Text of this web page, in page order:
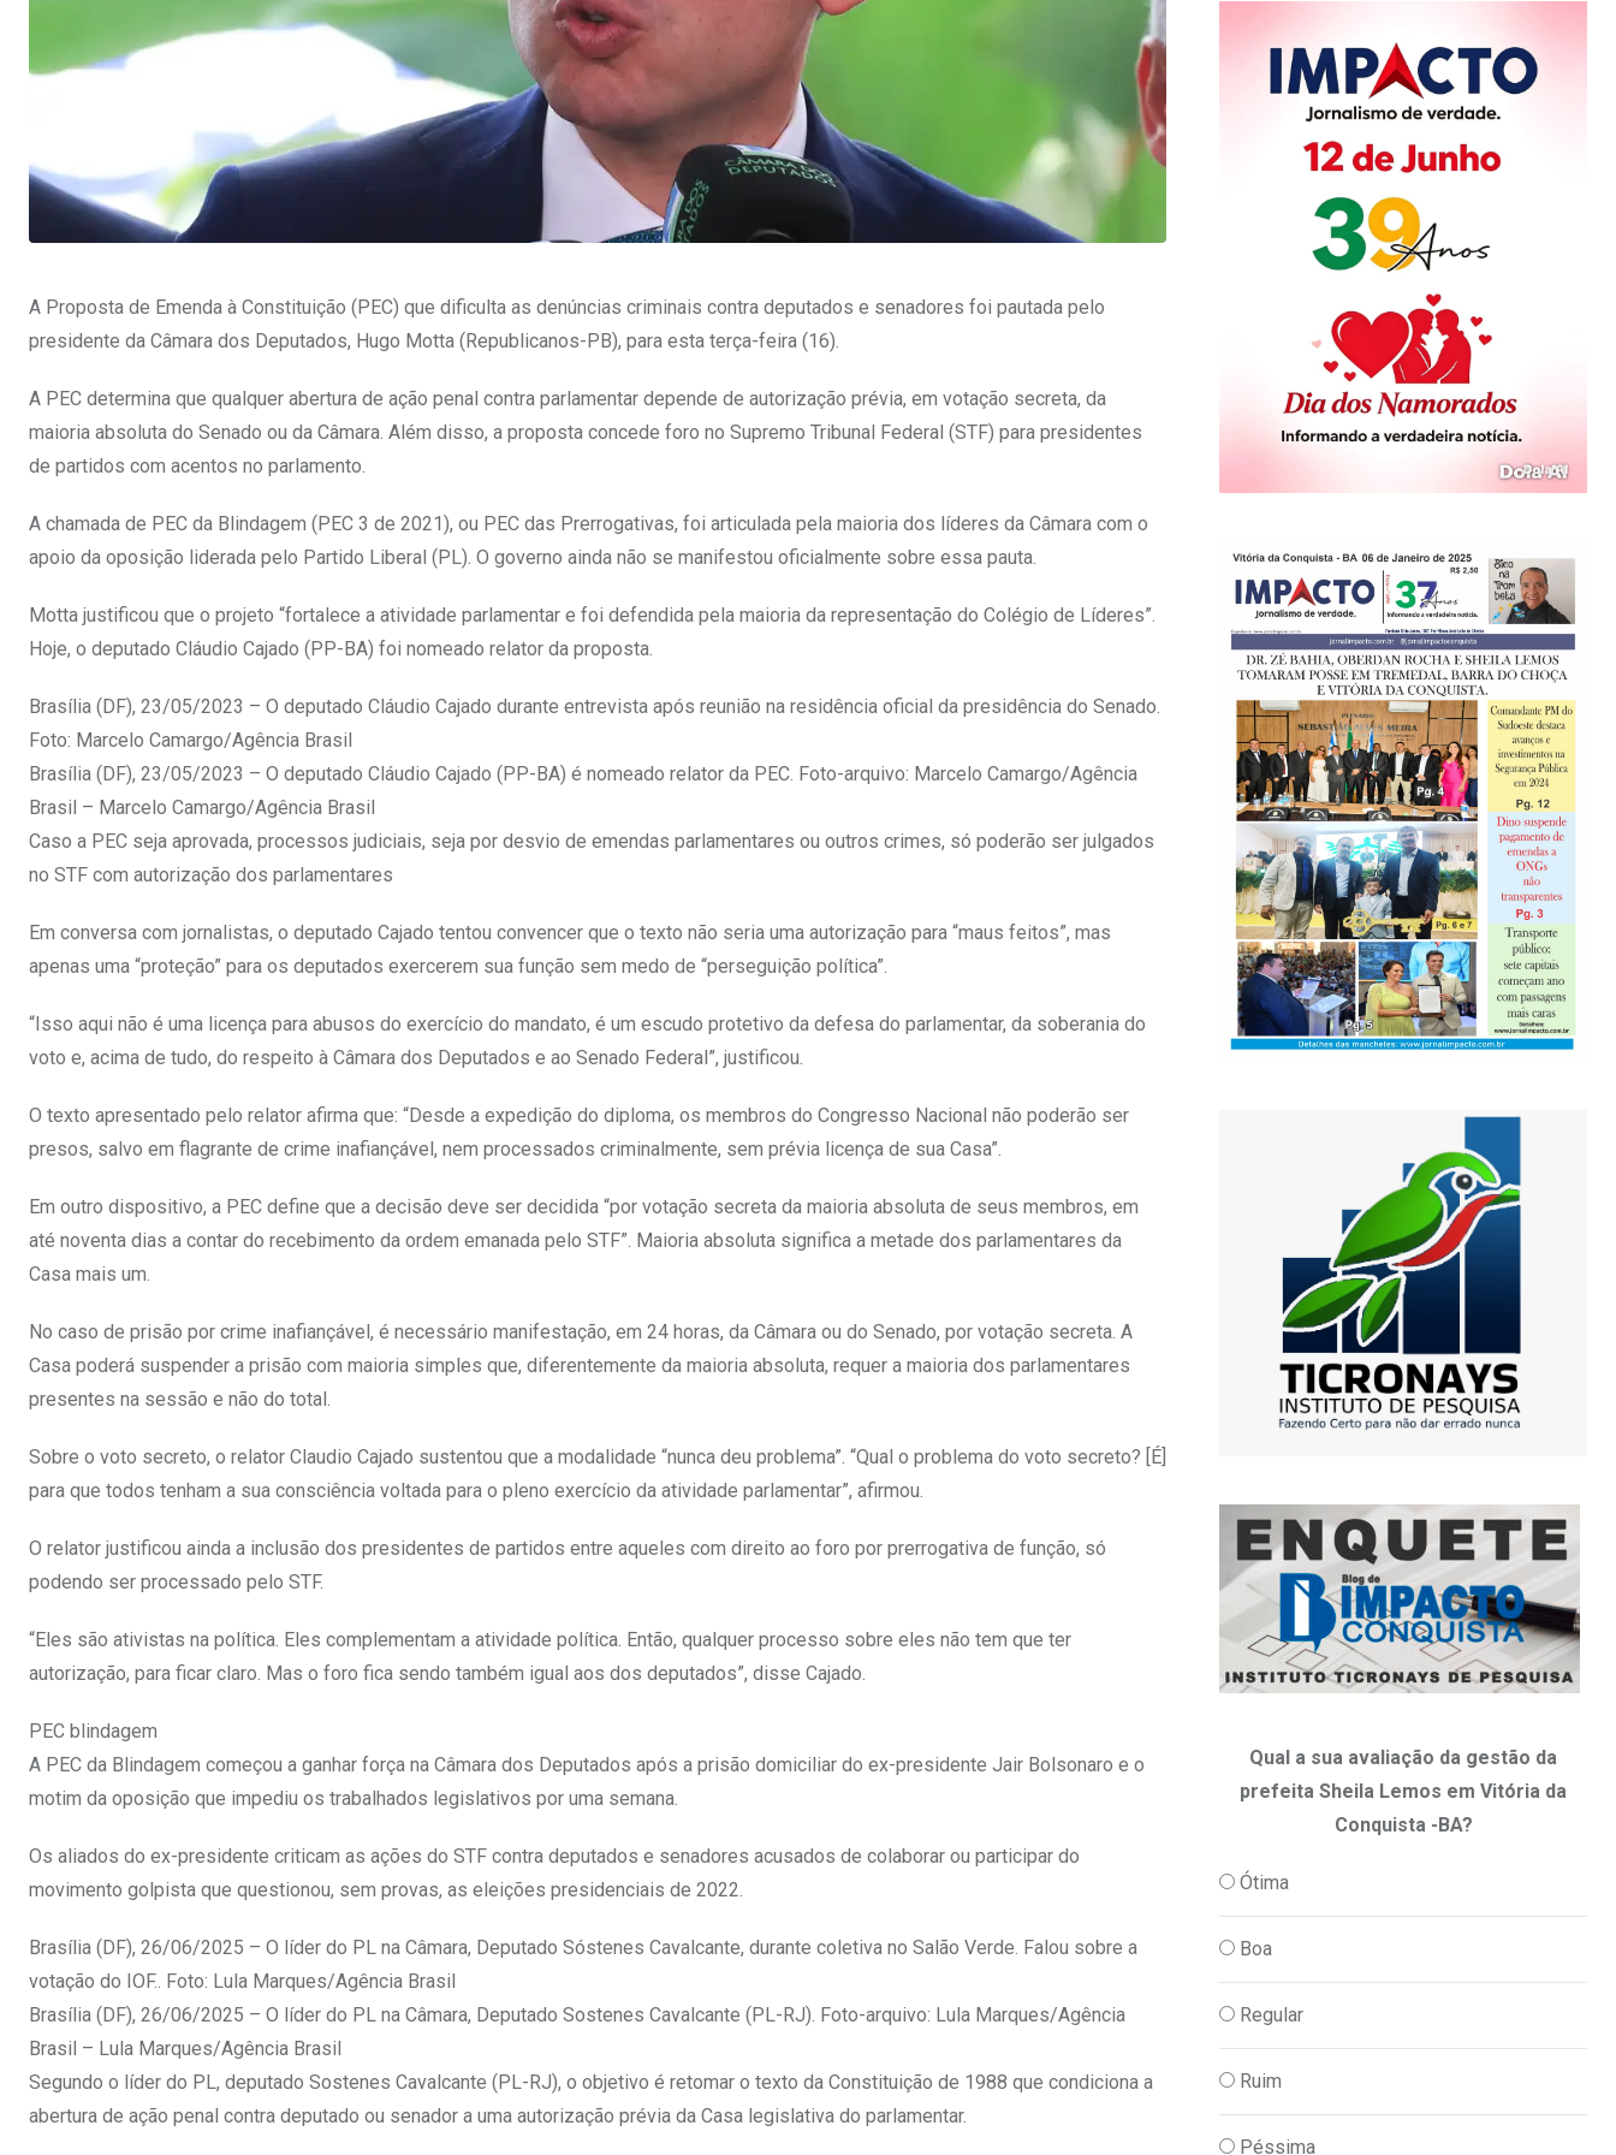
A Proposta de Emenda à Constituição (PEC) que dificulta as denúncias criminais contra deputados e senadores foi pautada pelo
presidente da Câmara dos Deputados, Hugo Motta (Republicanos-PB), para esta terça-feira (16).
A PEC determina que qualquer abertura de ação penal contra parlamentar depende de autorização prévia, em votação secreta, da
maioria absoluta do Senado ou da Câmara. Além disso, a proposta concede foro no Supremo Tribunal Federal (STF) para presidentes
de partidos com acentos no parlamento.
A chamada de PEC da Blindagem (PEC 3 de 2021), ou PEC das Prerrogativas, foi articulada pela maioria dos líderes da Câmara com o
apoio da oposição liderada pelo Partido Liberal (PL). O governo ainda não se manifestou oficialmente sobre essa pauta.
Motta justificou que o projeto “fortalece a atividade parlamentar e foi defendida pela maioria da representação do Colégio de Líderes”.
Hoje, o deputado Cláudio Cajado (PP-BA) foi nomeado relator da proposta.
Brasília (DF), 23/05/2023 – O deputado Cláudio Cajado durante entrevista após reunião na residência oficial da presidência do Senado.
Foto: Marcelo Camargo/Agência Brasil
Brasília (DF), 23/05/2023 – O deputado Cláudio Cajado (PP-BA) é nomeado relator da PEC. Foto-arquivo: Marcelo Camargo/Agência
Brasil – Marcelo Camargo/Agência Brasil
Caso a PEC seja aprovada, processos judiciais, seja por desvio de emendas parlamentares ou outros crimes, só poderão ser julgados
no STF com autorização dos parlamentares
Em conversa com jornalistas, o deputado Cajado tentou convencer que o texto não seria uma autorização para “maus feitos”, mas
apenas uma “proteção” para os deputados exercerem sua função sem medo de “perseguição política”.
“Isso aqui não é uma licença para abusos do exercício do mandato, é um escudo protetivo da defesa do parlamentar, da soberania do
voto e, acima de tudo, do respeito à Câmara dos Deputados e ao Senado Federal”, justificou.
O texto apresentado pelo relator afirma que: “Desde a expedição do diploma, os membros do Congresso Nacional não poderão ser
presos, salvo em flagrante de crime inafiançável, nem processados criminalmente, sem prévia licença de sua Casa”.
Em outro dispositivo, a PEC define que a decisão deve ser decidida “por votação secreta da maioria absoluta de seus membros, em
até noventa dias a contar do recebimento da ordem emanada pelo STF”. Maioria absoluta significa a metade dos parlamentares da
Casa mais um.
No caso de prisão por crime inafiançável, é necessário manifestação, em 24 horas, da Câmara ou do Senado, por votação secreta. A
Casa poderá suspender a prisão com maioria simples que, diferentemente da maioria absoluta, requer a maioria dos parlamentares
presentes na sessão e não do total.
Sobre o voto secreto, o relator Claudio Cajado sustentou que a modalidade “nunca deu problema”. “Qual o problema do voto secreto? [É]
para que todos tenham a sua consciência voltada para o pleno exercício da atividade parlamentar”, afirmou.
O relator justificou ainda a inclusão dos presidentes de partidos entre aqueles com direito ao foro por prerrogativa de função, só
podendo ser processado pelo STF.
“Eles são ativistas na política. Eles complementam a atividade política. Então, qualquer processo sobre eles não tem que ter
autorização, para ficar claro. Mas o foro fica sendo também igual aos dos deputados”, disse Cajado.
PEC blindagem
A PEC da Blindagem começou a ganhar força na Câmara dos Deputados após a prisão domiciliar do ex-presidente Jair Bolsonaro e o
motim da oposição que impediu os trabalhados legislativos por uma semana.
Os aliados do ex-presidente criticam as ações do STF contra deputados e senadores acusados de colaborar ou participar do
movimento golpista que questionou, sem provas, as eleições presidenciais de 2022.
Brasília (DF), 26/06/2025 – O líder do PL na Câmara, Deputado Sóstenes Cavalcante, durante coletiva no Salão Verde. Falou sobre a
votação do IOF.. Foto: Lula Marques/Agência Brasil
Brasília (DF), 26/06/2025 – O líder do PL na Câmara, Deputado Sostenes Cavalcante (PL-RJ). Foto-arquivo: Lula Marques/Agência
Brasil – Lula Marques/Agência Brasil
Segundo o líder do PL, deputado Sostenes Cavalcante (PL-RJ), o objetivo é retomar o texto da Constituição de 1988 que condiciona a
abertura de ação penal contra deputado ou senador a uma autorização prévia da Casa legislativa do parlamentar.
Qual a sua avaliação da gestão da
prefeita Sheila Lemos em Vitória da
Conquista -BA?
Ótima
Boa
Regular
Ruim
Péssima